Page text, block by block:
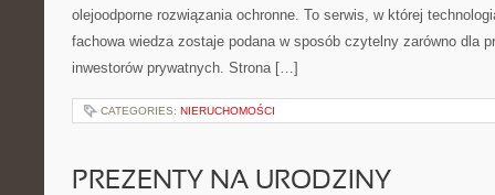
olejoodporne rozwiązania ochronne. To serwis, w której
fachowa wiedza zostaje podana w sposób czytelny zarówno dla
inwestorów prywatnych. Strona […]
CATEGORIES: NIERUCHOMOŚCI
PREZENTY NA URODZINY